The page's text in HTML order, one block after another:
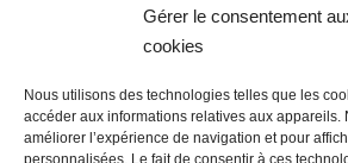
Gérer le consentement
cookies
Nous utilisons des technologies telles que les
accéder aux informations relatives aux appareils.
améliorer l’expérience de navigation et pour
personnalisées. Le fait de consentir à ces
développement dans la